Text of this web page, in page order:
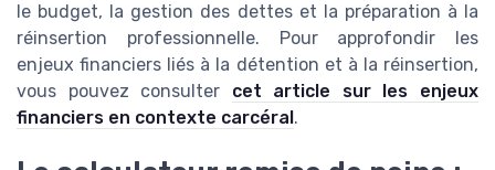
le budget, la gestion des dettes et la préparation à la
réinsertion professionnelle. Pour approfondir les
enjeux financiers liés à la détention et à la réinsertion,
vous pouvez consulter cet article sur les enjeux
financiers en contexte carcéral.